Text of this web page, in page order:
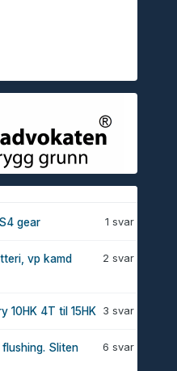
1 svar
gear
2 svar
vp kamd
3 svar
10HK 4T til 15HK
6 svar
Sliten